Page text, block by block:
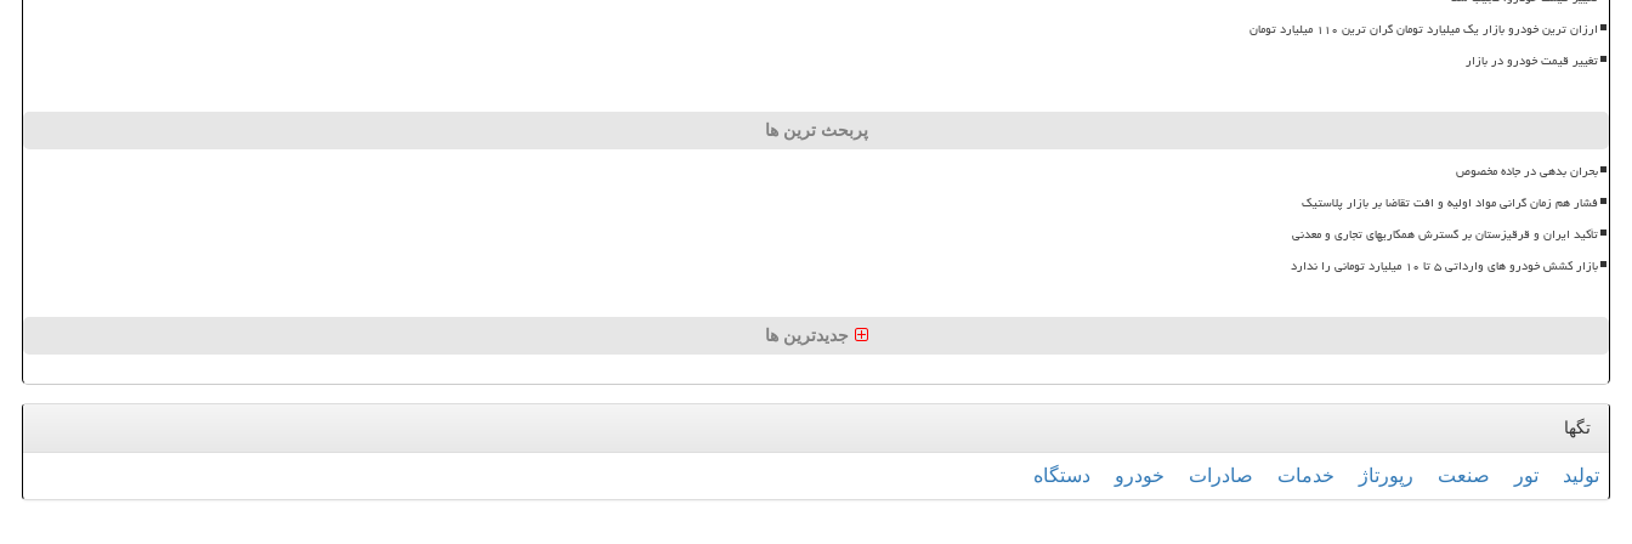
ارزان ترین خودرو بازار یک میلیارد تومان گران ترین ۱۱۰ میلیارد تومان
تغییر قیمت خودرو در بازار
پربحث ترین ها
بحران بدهی در جاده مخصوص
فشار هم زمان گرانی مواد اولیه و افت تقاضا بر بازار پلاستیک
تأکید ایران و قرقیزستان بر گسترش همکاریهای تجاری و معدنی
بازار کشش خودرو های وارداتی ۵ تا ۱۰ میلیارد تومانی را ندارد
جدیدترین ها
تگها
تولید تور صنعت رپورتاژ خدمات صادرات خودرو دستگاه